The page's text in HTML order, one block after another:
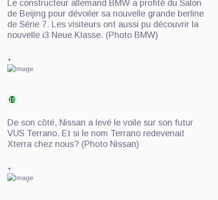
Le constructeur allemand BMW a profité du Salon
de Beijing pour dévoiler sa nouvelle grande berline
de Série 7. Les visiteurs ont aussi pu découvrir la
nouvelle i3 Neue Klasse. (Photo BMW)
+
16
De son côté, Nissan a levé le voile sur son futur
VUS Terrano. Et si le nom Terrano redevenait
Xterra chez nous? (Photo Nissan)
+